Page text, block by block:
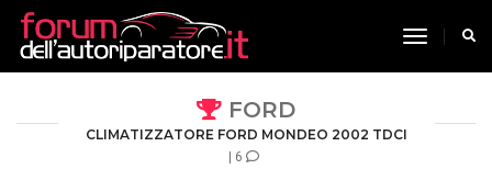
toggle
FORD
CLIMATIZZATORE FORD MONDEO 2002 TDCI
| 6